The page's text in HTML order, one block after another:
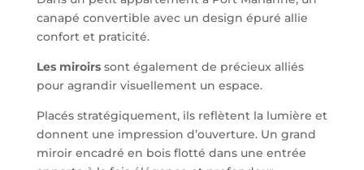
canapé convertible avec un design épuré allie
confort et praticité.
Les miroirssont également de précieux alliés
pour agrandir visuellement un espace.
Placés stratégiquement, ils reflètent la lumière et
donnent une impression d’ouverture. Un grand
miroir encadré en bois flotté dans une entrée